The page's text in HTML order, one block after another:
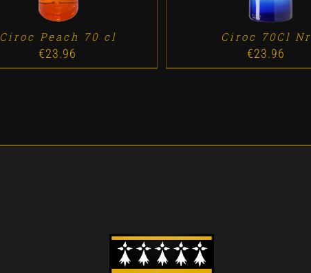
Ciroc Peach 70 cl
€23.96
Ciroc 70Cl Nr
€23.96